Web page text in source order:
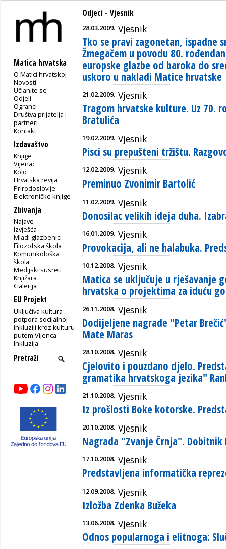
Matica hrvatska
O Matici hrvatskoj
Novosti
Učlanite se
Odjeli
Ogranci
Društva prijatelja i
partneri
Kontakt
Izdavaštvo
Knjige
Vijenac
Kolo
Hrvatska revija
Prirodoslovlje
Elektroničke knjige
Zbivanja
Najave
Izvješća
Mladi glazbenici
Filozofska škola
Komunikološka
škola
Medijski susreti
Knjižara
Galerija
EU Projekt
Uključiva kultura -
potpora socijalnoj
inkluziji kroz kulturu
putem Vijenca
Inkluzija
Odjeci - Vjesnik
28.03.2009. Vjesnik
Tko se pravi zagonetan, ispadne
Žmegačem u povodu 80.
europske glazbe od baroka do
uskoro u nakladi Matice hrvatske
21.02.2009. Vjesnik
Tragom hrvatske kulture. Uz 70.
Bratulića
19.02.2009. Vjesnik
Pisci su prepušteni tržištu.
12.02.2009. Vjesnik
Preminuo Zvonimir Bartolić
11.02.2009. Vjesnik
Donosilac velikih ideja duha.
16.01.2009. Vjesnik
Provokacija, ali ne halabuka.
10.12.2008. Vjesnik
Matica se uključuje u rješavanje
hrvatska o projektima za iduću
26.11.2008. Vjesnik
Dodijeljene nagrade "Petar
Mate Maras
28.10.2008. Vjesnik
Cjelovito i pouzdano djelo.
gramatika hrvatskoga jezika"
21.10.2008. Vjesnik
Iz prošlosti Boke kotorske.
20.10.2008. Vjesnik
Nagrada "Zvanje Črnja". Dobitnik
17.10.2008. Vjesnik
Predstavljena informatička
12.09.2008. Vjesnik
Izložba Zdenka Bužeka
13.06.2008. Vjesnik
Odnos popularnoga i elitnoga: